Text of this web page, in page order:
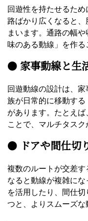
回遊性を持たせるた
路ばかり広くなると
まいます。通路の幅
味のある動線」を作る
● 家事動線と生
回遊動線の設計は、
族が日常的に移動す
があります。たとえ
ことで、マルチタスク
● ドアや間仕切
複数のルートが交差す
なると動線が複雑に
を活用したり、間仕
つと、よりスムーズな